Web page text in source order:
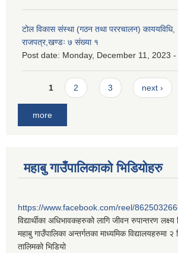
टोल विकास संस्था (गठन तथा पररचालन)
राजपत्र,खण्डः ७ संख्या १
Post date: Monday, December 11, 2023
Pages
1 2 3 next ›
more
महाबु गाउँपालिकाको भिडियोहरु
https://www.facebook.com/reel/
विद्यार्थीका अधिभावकहरुको लागि जीवन रुपान्तरण लक्ष्य
महाबु गाउँपालिका अन्तर्गतका माध्यमिक विद्यालयहरुमा २
तालिमको भिडियो